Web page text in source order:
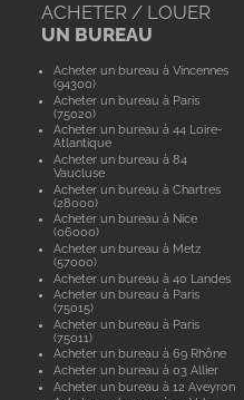
ACHETER / LOUER
UN BUREAU
Acheter un bureau à Vincennes
(94300)
Acheter un bureau à Paris
(75020)
Acheter un bureau à 44 Loire-
Atlantique
Acheter un bureau à 84
Vaucluse
Acheter un bureau à Chartres
(28000)
Acheter un bureau à Nice
(06000)
Acheter un bureau à Metz
(57000)
Acheter un bureau à 40 Landes
Acheter un bureau à Paris
(75015)
Acheter un bureau à Paris
(75011)
Acheter un bureau à 69 Rhône
Acheter un bureau à 03 Allier
Acheter un bureau à 12 Aveyron